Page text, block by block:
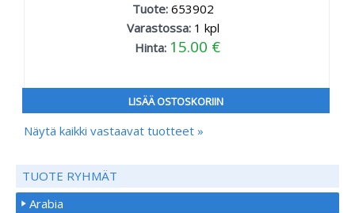
Tuote: 653902
Varastossa: 1 kpl
Hinta: 15.00 €
LISÄÄ OSTOSKORIIN
Näytä kaikki vastaavat tuotteet »
TUOTE RYHMÄT
Arabia